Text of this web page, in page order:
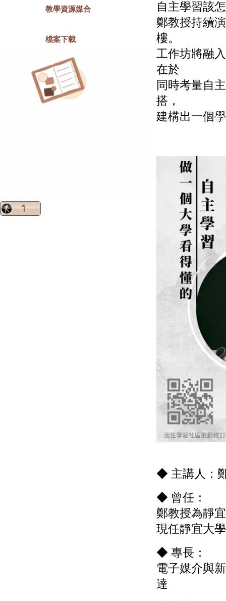
教學資源媒合
檔案下載
自主學習該
鄭教授持續
樓。
工作坊將融
在於
同時考量自
搭，
建構出一個
◆ 主講人：
◆ 曾任：
鄭教授為靜
現任靜宜大
◆ 專長：
電子媒介與
達